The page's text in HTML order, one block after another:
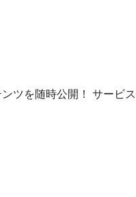
ツを随時公開！ サービ